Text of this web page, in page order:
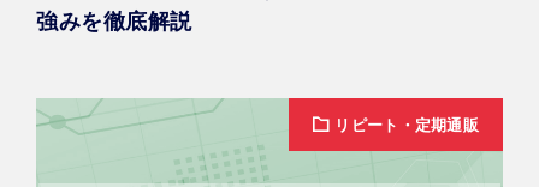
強みを徹底解説
リピート・定期通販